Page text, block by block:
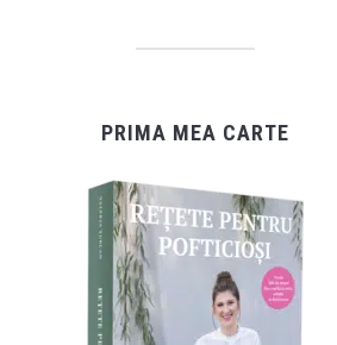
PRIMA MEA CARTE